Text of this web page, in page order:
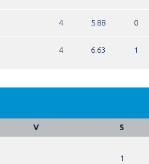
4 5.88 0
4 6.63 1
V S
1